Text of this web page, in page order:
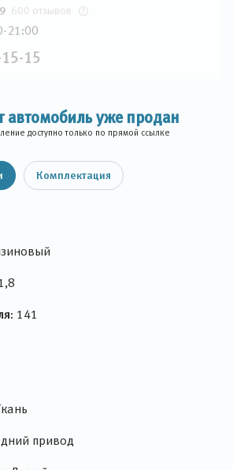
600 отзывов
21:00
15
автомобиль уже продан
доступно только по прямой ссылке
Комплектация
141
привод